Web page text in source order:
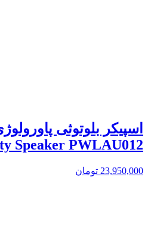
Speaker PWLAU012
23,950,000 تومان